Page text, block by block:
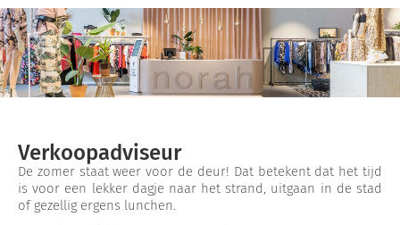
Verkoopadviseur
De zomer staat weer voor de deur! Dat betekent dat het tijd
is voor een lekker dagje naar het strand, uitgaan in de stad
of gezellig ergens lunchen.